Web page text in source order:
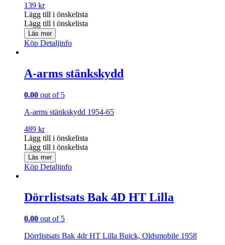
139 kr
Lägg till i önskelista
Lägg till i önskelista
Läs mer
Köp Detaljinfo
A-arms stänkskydd
0.00 out of 5
A-arms stänkskydd 1954-65
489 kr
Lägg till i önskelista
Lägg till i önskelista
Läs mer
Köp Detaljinfo
Dörrlistsats Bak 4D HT Lilla
0.00 out of 5
Dörrlistsats Bak 4dr HT Lilla Buick, Oldsmobile 1958